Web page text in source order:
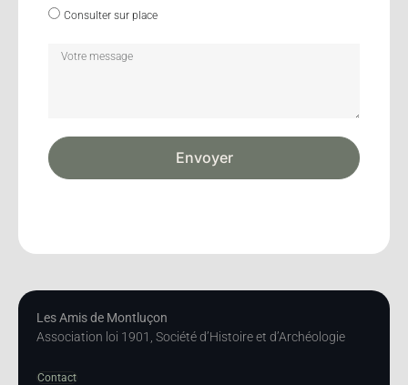
Consulter sur place
Envoyer
Les Amis de Montluçon
Association loi 1901, Société d’Histoire et d’Archéologie
Contact